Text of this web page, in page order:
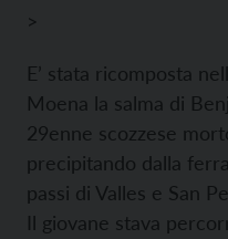
>
E’ stata ricomposta
Moena la salma di
29enne scozzese
precipitando dalla
passi di Valles e San
Il giovane stava